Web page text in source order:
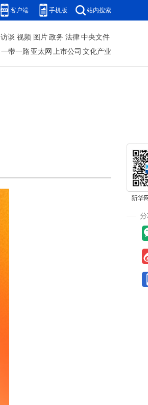
客户端 手机版 站内搜索
访谈 视频 图片 政务 法律 中央文件
一带一路 亚太网 上市公司 文化产业